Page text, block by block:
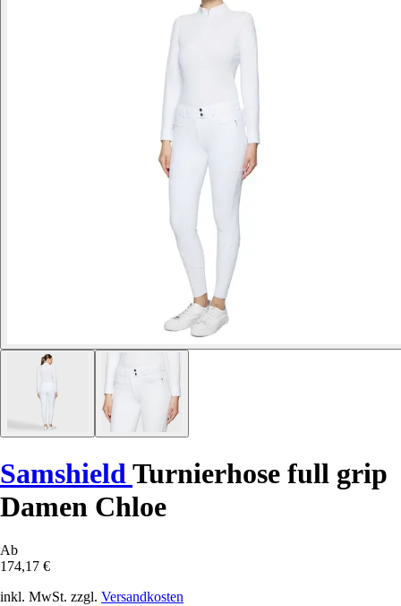
Samshield Turnierhose full grip
Damen Chloe
Ab
174,17 €
inkl. MwSt. zzgl. Versandkosten